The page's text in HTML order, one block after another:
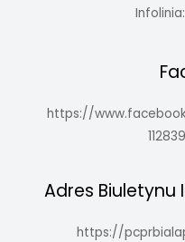
https://
Adres Biuletynu
https://